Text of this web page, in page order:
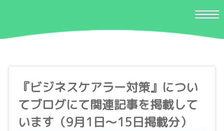
『ビジネスケアラー対策』につい
てブログにて関連記事を掲載して
います（9月1日〜15日掲載分）